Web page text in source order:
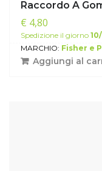
Raccordo A
€ 4,80
Spedizione il giorno
MARCHIO: Fisher e
Aggiungi al